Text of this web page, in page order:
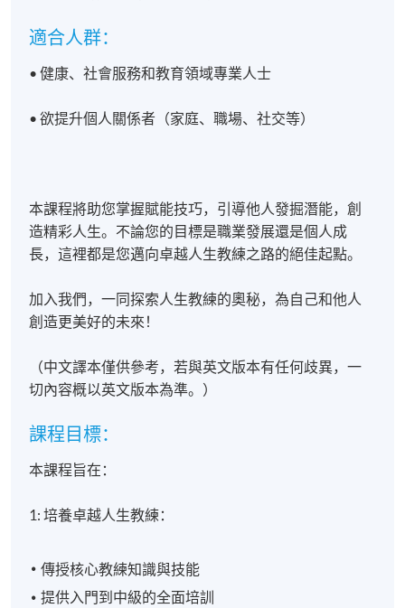
適合人群：
• 健康、社會服務和教育領域專業人士
• 欲提升個人關係者（家庭、職場、社交等）
本課程將助您掌握賦能技巧，引導他人發掘潛能，創
造精彩人生。不論您的目標是職業發展還是個人成
長，這裡都是您邁向卓越人生教練之路的絕佳起點。
加入我們，一同探索人生教練的奧秘，為自己和他人
創造更美好的未來！
（中文譯本僅供參考，若與英文版本有任何歧異，一
切內容概以英文版本為準。）
課程目標：
本課程旨在：
1: 培養卓越人生教練：
傳授核心教練知識與技能
提供入門到中級的全面培訓